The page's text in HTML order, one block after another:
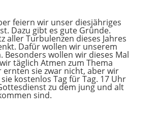
feiern wir unser diesjähriges
Dazu gibt es gute Gründe.
aller Turbulenzen dieses Jahres
Dafür wollen wir unserem
Besonders wollen wir dieses Mal
täglich Atmen zum Thema
ernten sie zwar nicht, aber wir
kostenlos Tag für Tag. 17 Uhr
zu dem jung und alt
sind.